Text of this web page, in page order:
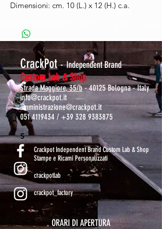
Dimensioni: cm. 10 (L.) x 12 (H.) c.a.
CrackPot- Independent Brand
Custom Lab & Shop
Strada Maggiore, 35/b- 40125 Bologna - Italy
info@crackpot.it
amministrazione@crackpot.it
051 4119434 / +39 328 9383875
S
Crackpot Independent Brand Custom Lab & Shop
Stampe e Ricami Personalizzati
crackpotlab
crackpot_factory
ORARI DI APERTURA